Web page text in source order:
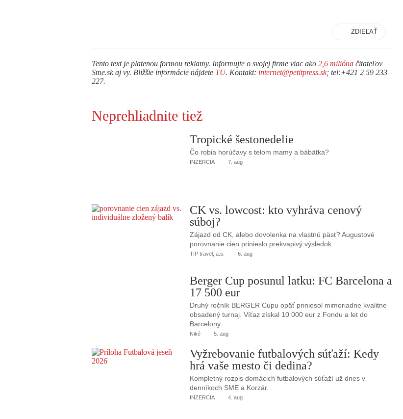
ZDIEĽAŤ
Tento text je platenou formou reklamy. Informujte o svojej firme viac ako 2,6 milióna čitateľov
Sme.sk aj vy. Bližšie informácie nájdete TU. Kontakt: internet@petitpress.sk; tel:+421 2 59 233
227.
Neprehliadnite tiež
Tropické šestonedelie
Čo robia horúčavy s telom mamy a bábätka?
INZERCIA 7. aug
CK vs. lowcost: kto vyhráva cenový
súboj?
Zájazd od CK, alebo dovolenka na vlastnú päsť? Augustové
porovnanie cien prinieslo prekvapivý výsledok.
TIP travel, a.s. 6. aug
Berger Cup posunul latku: FC Barcelona a
17 500 eur
Druhý ročník BERGER Cupu opäť priniesol mimoriadne kvalitne
obsadený turnaj. Víťaz získal 10 000 eur z Fondu a let do
Barcelony.
Niké 5. aug
Vyžrebovanie futbalových súťaží: Kedy
hrá vaše mesto či dedina?
Kompletný rozpis domácich futbalových súťaží už dnes v
denníkoch SME a Korzár.
INZERCIA 4. aug